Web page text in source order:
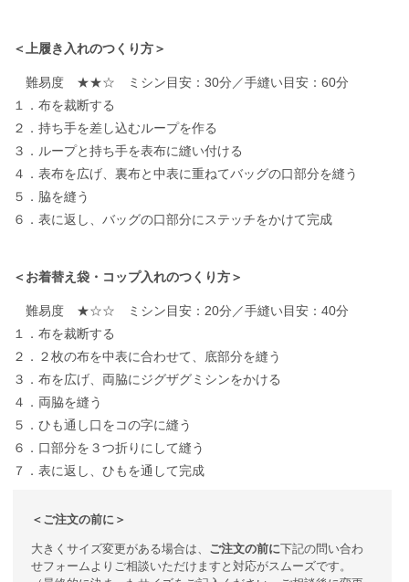
＜上履き入れのつくり方＞
難易度 ★★☆ ミシン目安：30分／手縫い目安：60分
１．布を裁断する
２．持ち手を差し込むループを作る
３．ループと持ち手を表布に縫い付ける
４．表布を広げ、裏布と中表に重ねてバッグの口部分を縫う
５．脇を縫う
６．表に返し、バッグの口部分にステッチをかけて完成
＜お着替え袋・コップ入れのつくり方＞
難易度 ★☆☆ ミシン目安：20分／手縫い目安：40分
１．布を裁断する
２．２枚の布を中表に合わせて、底部分を縫う
３．布を広げ、両脇にジグザグミシンをかける
４．両脇を縫う
５．ひも通し口をコの字に縫う
６．口部分を３つ折りにして縫う
７．表に返し、ひもを通して完成
＜ご注文の前に＞
大きくサイズ変更がある場合は、 ご注文の前に下記の問い合わ
せフォームよりご相談いただけますと対応がスムーズです。